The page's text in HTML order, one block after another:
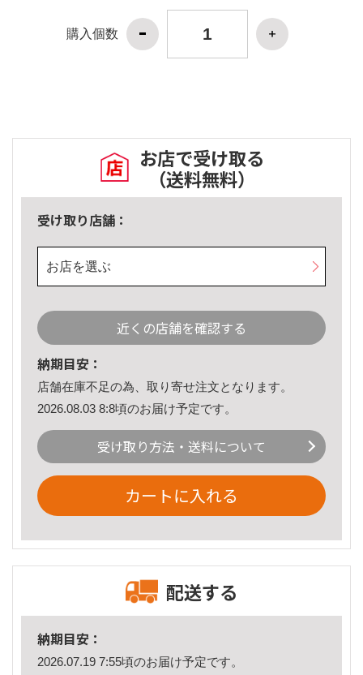
購入個数
お店で受け取る
（送料無料）
受け取り店舗：
お店を選ぶ
近くの店舗を確認する
納期目安：
店舗在庫不足の為、取り寄せ注文となります。
2026.08.03 8:8頃のお届け予定です。
受け取り方法・送料について
カートに入れる
配送する
納期目安：
2026.07.19 7:55頃のお届け予定です。